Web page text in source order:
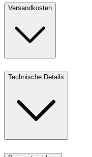
Versandkosten
Technische Details